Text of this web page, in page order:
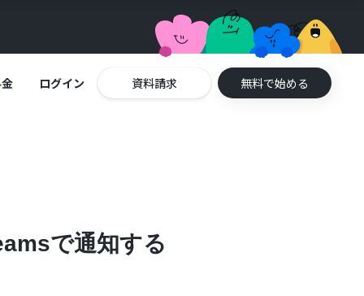
ログイン 資料請求 無料で始める
で通知する